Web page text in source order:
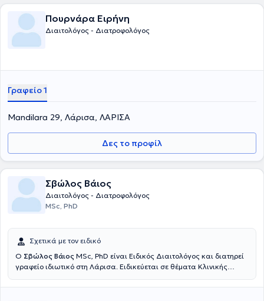
Πουρνάρα Ειρήνη
Διαιτολόγος - Διατροφολόγος
Γραφείο 1
Mandilara 29, Λάρισα, ΛΑΡΙΣΑ
Δες το προφίλ
Σβώλος Βάιος
Διαιτολόγος - Διατροφολόγος
MSc, PhD
Σχετικά με τον ειδικό
Ο Σβώλος Βάιος MSc, PhD είναι Ειδικός Διαιτολόγος και διατηρεί
γραφείο ιδιωτικό στη Λάρισα. Ειδικεύεται σε θέματα Κλινικής
του Εντέρου, Σύνδρομο Ευερεθίστου Εντέρου, Κοιλιοκάκη).